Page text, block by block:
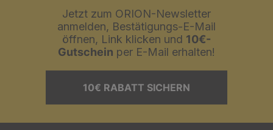
Jetzt zum ORION-Newsletter
anmelden, Bestätigungs-E-Mail
öffnen, Link klicken und 10€-
Gutschein per E-Mail erhalten!
10€ RABATT SICHERN